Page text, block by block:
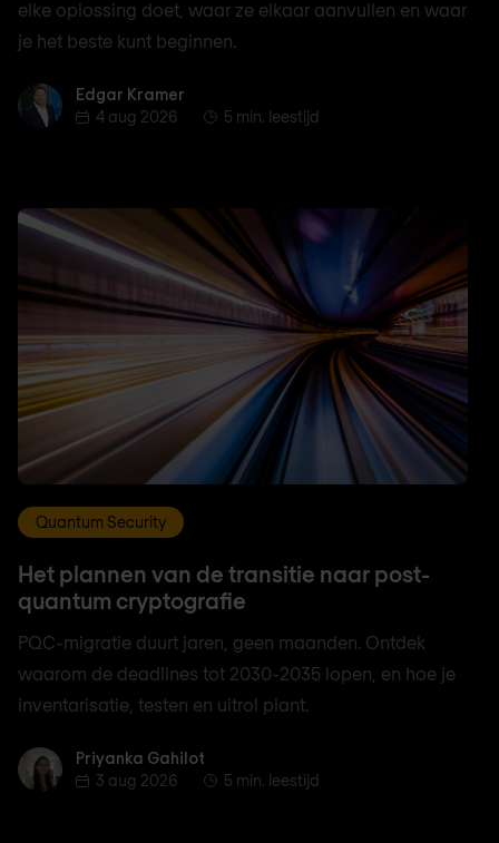
elke oplossing doet, waar ze elkaar aanvullen en waar
je het beste kunt beginnen.
Edgar KramerEdgar Kramer
4 aug 2026
5 min. leestijd
Quantum Security
Het plannen van de transitie naar post-
quantum cryptografie
PQC-migratie duurt jaren, geen maanden. Ontdek
waarom de deadlines tot 2030-2035 lopen, en hoe je
inventarisatie, testen en uitrol plant.
Priyanka Gahilot
Priyanka Gahilot
3 aug 2026
5 min. leestijd